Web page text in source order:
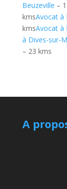
Beuzeville –
kmsAvocat à
kmsAvocat à
à Dives-sur-
– 23 kms
A